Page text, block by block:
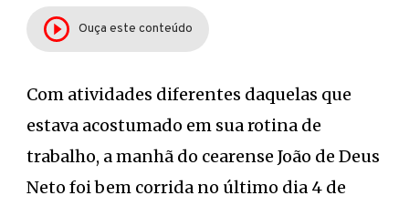
Ouça este conteúdo
Com atividades diferentes daquelas que
estava acostumado em sua rotina de
trabalho, a manhã do cearense João de Deus
Neto foi bem corrida no último dia 4 de